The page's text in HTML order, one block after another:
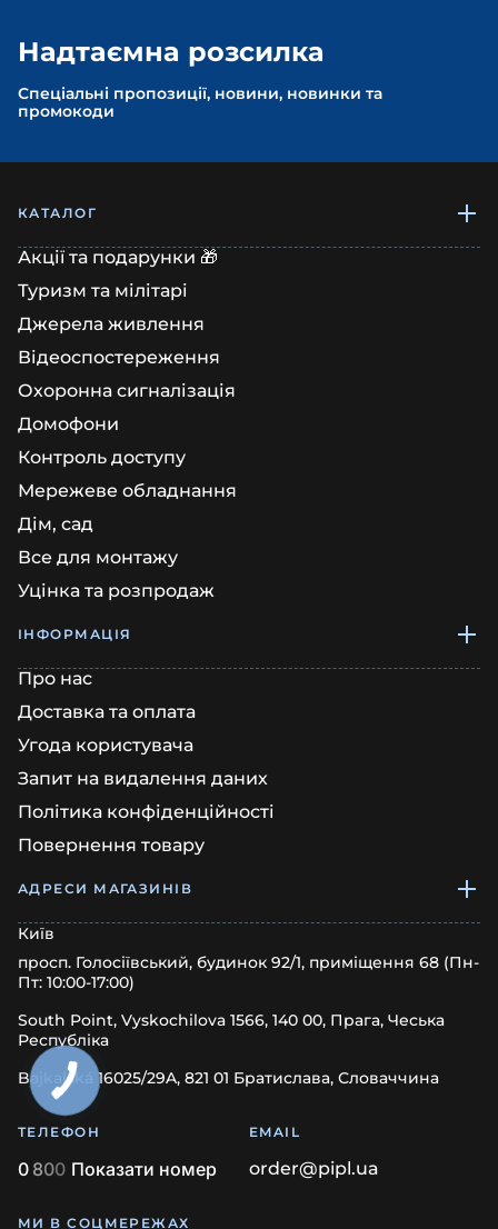
Надтаємна розсилка
Спеціальні пропозиції, новини, новинки та
промокоди
КАТАЛОГ
Акції та подарунки 🎁
Туризм та мілітарі
Джерела живлення
Відеоспостереження
Охоронна сигналізація
Домофони
Контроль доступу
Мережеве обладнання
Дім, сад
Все для монтажу
Уцінка та розпродаж
ІНФОРМАЦІЯ
Про нас
Доставка та оплата
Угода користувача
Запит на видалення даних
Політика конфіденційності
Повернення товару
АДРЕСИ МАГАЗИНІВ
Київ
просп. Голосіївський, будинок 92/1, приміщення 68 (Пн-
Пт: 10:00-17:00)
South Point, Vyskochilova 1566, 140 00, Прага, Чеська
Республіка
Bajkalská 16025/29A, 821 01 Братислава, Словаччина
ТЕЛЕФОН
0 800 Показати номер
EMAIL
order@pipl.ua
МИ В СОЦМЕРЕЖАХ